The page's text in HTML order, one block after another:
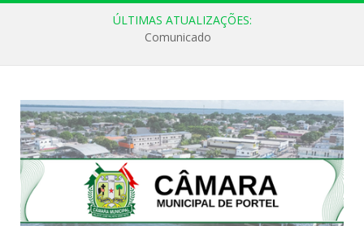
ÚLTIMAS ATUALIZAÇÕES:
Comunicado